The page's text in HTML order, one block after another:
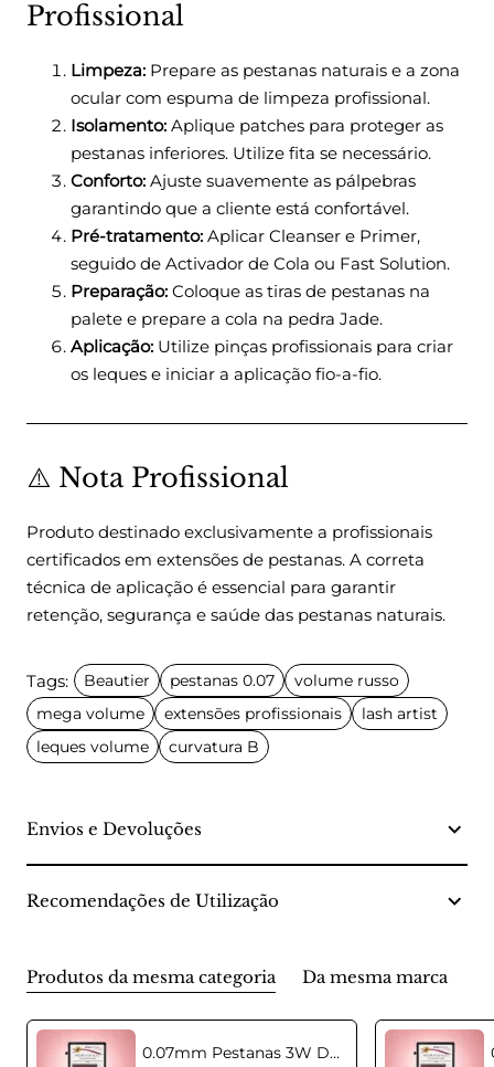
Profissional
Limpeza: Prepare as pestanas naturais e a zona
ocular com espuma de limpeza profissional.
Isolamento: Aplique patches para proteger as
pestanas inferiores. Utilize fita se necessário.
Conforto: Ajuste suavemente as pálpebras
garantindo que a cliente está confortável.
Pré-tratamento: Aplicar Cleanser e Primer,
seguido de Activador de Cola ou Fast Solution.
Preparação: Coloque as tiras de pestanas na
palete e prepare a cola na pedra Jade.
Aplicação: Utilize pinças profissionais para criar
os leques e iniciar a aplicação fio-a-fio.
⚠️ Nota Profissional
Produto destinado exclusivamente a profissionais
certificados em extensões de pestanas. A correta
técnica de aplicação é essencial para garantir
retenção, segurança e saúde das pestanas naturais.
Tags: Beautier pestanas 0.07
volume russo
mega volume
extensões profissionais
lash artist
leques volume
curvatura B
Envios e Devoluções
Recomendações de Utilização
Produtos da mesma categoria Da mesma marca
0.07mm Pestanas 3W D Castanhas em curvatura C Mix